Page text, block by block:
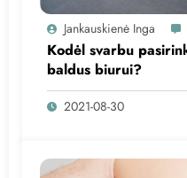
Jankauskienė Inga
Kodėl svarbu
baldus biurui?
2021-08-30